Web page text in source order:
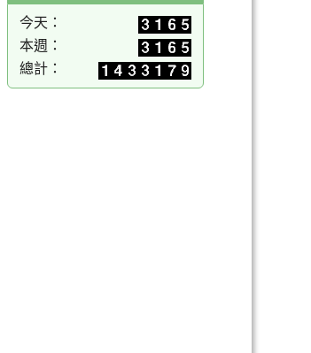
今天：
本週：
總計：